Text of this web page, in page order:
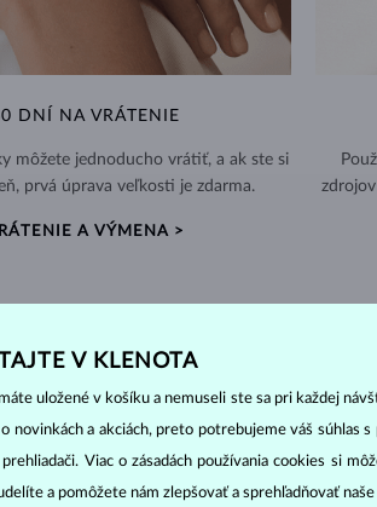
DNÍ NA VRÁTENIE
môžete jednoducho vrátiť, a ak ste si
prvá úprava veľkosti je zdarma.
A VÝMENA >
ŠPERKY
4C: výbrus (cut ), čistota (clarity), farba (color )
V KLENOTA
uložené v košíku a nemuseli ste sa pri každej
novinkách a akciách, preto potrebujeme váš súhlas
Viac o zásadách používania cookies si
a pomôžete nám zlepšovať a sprehľadňovať